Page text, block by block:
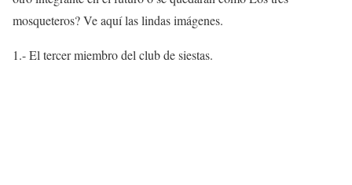
mosqueteros? Ve aquí las lindas imágenes.
1.- El tercer miembro del club de siestas.